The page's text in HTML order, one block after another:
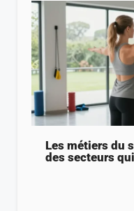
Les métiers du
des secteurs